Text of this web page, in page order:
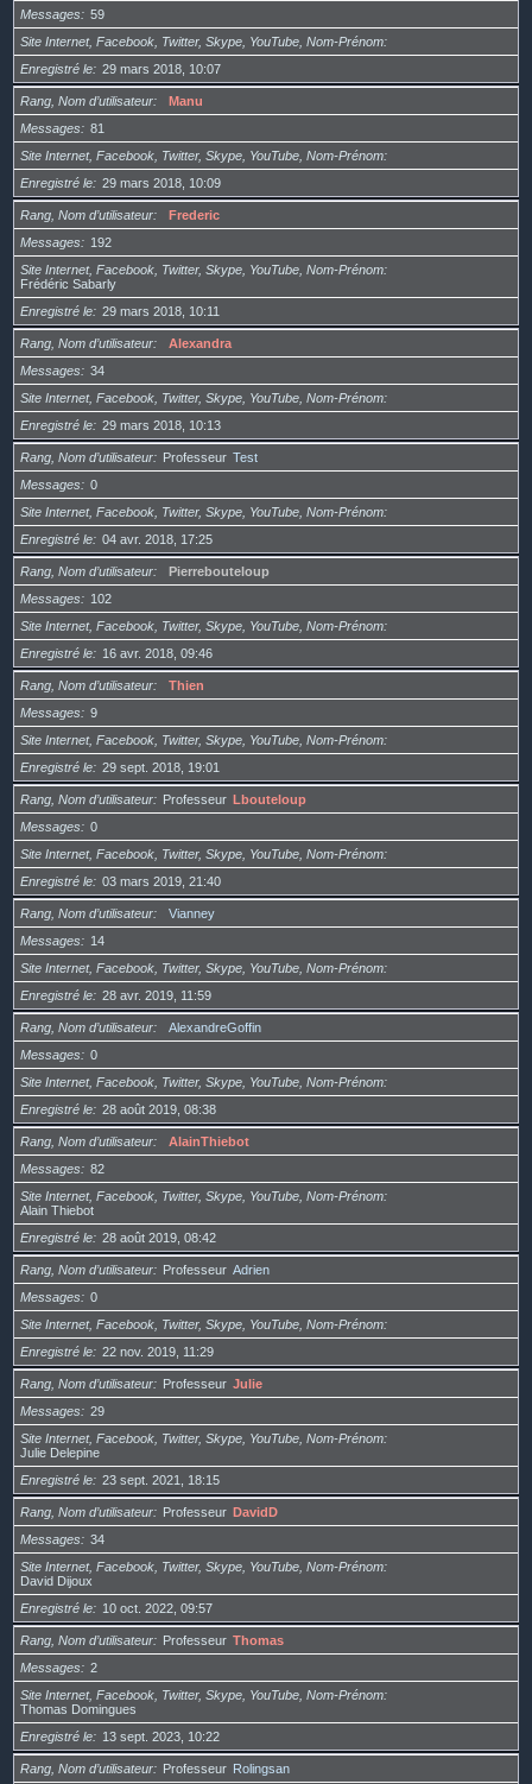
Messages
59
Site Internet, Facebook, Twitter, Skype, YouTube, Nom-Prénom
Enregistré le
29 mars 2018, 10:07
Rang, Nom d’utilisateur
Manu
Messages
81
Site Internet, Facebook, Twitter, Skype, YouTube, Nom-Prénom
Enregistré le
29 mars 2018, 10:09
Rang, Nom d’utilisateur
Frederic
Messages
192
Site Internet, Facebook, Twitter, Skype, YouTube, Nom-Prénom
Frédéric Sabarly
Enregistré le
29 mars 2018, 10:11
Rang, Nom d’utilisateur
Alexandra
Messages
34
Site Internet, Facebook, Twitter, Skype, YouTube, Nom-Prénom
Enregistré le
29 mars 2018, 10:13
Rang, Nom d’utilisateur Professeur Test
Messages
0
Site Internet, Facebook, Twitter, Skype, YouTube, Nom-Prénom
Enregistré le
04 avr. 2018, 17:25
Rang, Nom d’utilisateur
Pierrebouteloup
Messages
102
Site Internet, Facebook, Twitter, Skype, YouTube, Nom-Prénom
Enregistré le
16 avr. 2018, 09:46
Rang, Nom d’utilisateur
Thien
Messages
9
Site Internet, Facebook, Twitter, Skype, YouTube, Nom-Prénom
Enregistré le
29 sept. 2018, 19:01
Rang, Nom d’utilisateur Professeur Lbouteloup
Messages
0
Site Internet, Facebook, Twitter, Skype, YouTube, Nom-Prénom
Enregistré le
03 mars 2019, 21:40
Rang, Nom d’utilisateur
Vianney
Messages
14
Site Internet, Facebook, Twitter, Skype, YouTube, Nom-Prénom
Enregistré le
28 avr. 2019, 11:59
Rang, Nom d’utilisateur
AlexandreGoffin
Messages
0
Site Internet, Facebook, Twitter, Skype, YouTube, Nom-Prénom
Enregistré le
28 août 2019, 08:38
Rang, Nom d’utilisateur
AlainThiebot
Messages
82
Site Internet, Facebook, Twitter, Skype, YouTube, Nom-Prénom
Alain Thiebot
Enregistré le
28 août 2019, 08:42
Rang, Nom d’utilisateur Professeur Adrien
Messages
0
Site Internet, Facebook, Twitter, Skype, YouTube, Nom-Prénom
Enregistré le
22 nov. 2019, 11:29
Rang, Nom d’utilisateur Professeur Julie
Messages
29
Site Internet, Facebook, Twitter, Skype, YouTube, Nom-Prénom
Julie Delepine
Enregistré le
23 sept. 2021, 18:15
Rang, Nom d’utilisateur Professeur DavidD
Messages
34
Site Internet, Facebook, Twitter, Skype, YouTube, Nom-Prénom
David Dijoux
Enregistré le
10 oct. 2022, 09:57
Rang, Nom d’utilisateur Professeur Thomas
Messages
2
Site Internet, Facebook, Twitter, Skype, YouTube, Nom-Prénom
Thomas Domingues
Enregistré le
13 sept. 2023, 10:22
Rang, Nom d’utilisateur Professeur Rolingsan